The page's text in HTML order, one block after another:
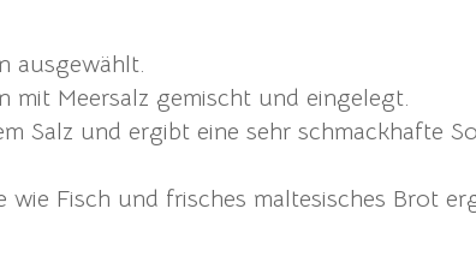
ausgewählt.
mit Meersalz gemischt und eingelegt.
Salz und ergibt eine sehr schmackhafte
Fisch und frisches maltesisches Brot